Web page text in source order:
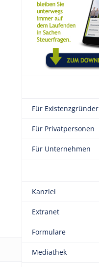
Für Existenzgründer
Für Privatpersonen
Für Unternehmen
Kanzlei
Extranet
Formulare
Mediathek